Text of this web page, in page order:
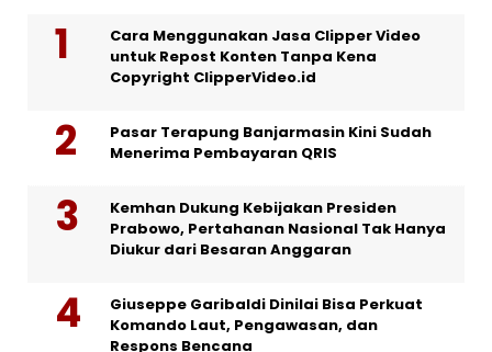
Cara Menggunakan Jasa Clipper Video
untuk Repost Konten Tanpa Kena
Copyright ClipperVideo.id
Pasar Terapung Banjarmasin Kini Sudah
Menerima Pembayaran QRIS
Kemhan Dukung Kebijakan Presiden
Prabowo, Pertahanan Nasional Tak Hanya
Diukur dari Besaran Anggaran
Giuseppe Garibaldi Dinilai Bisa Perkuat
Komando Laut, Pengawasan, dan
Respons Bencana